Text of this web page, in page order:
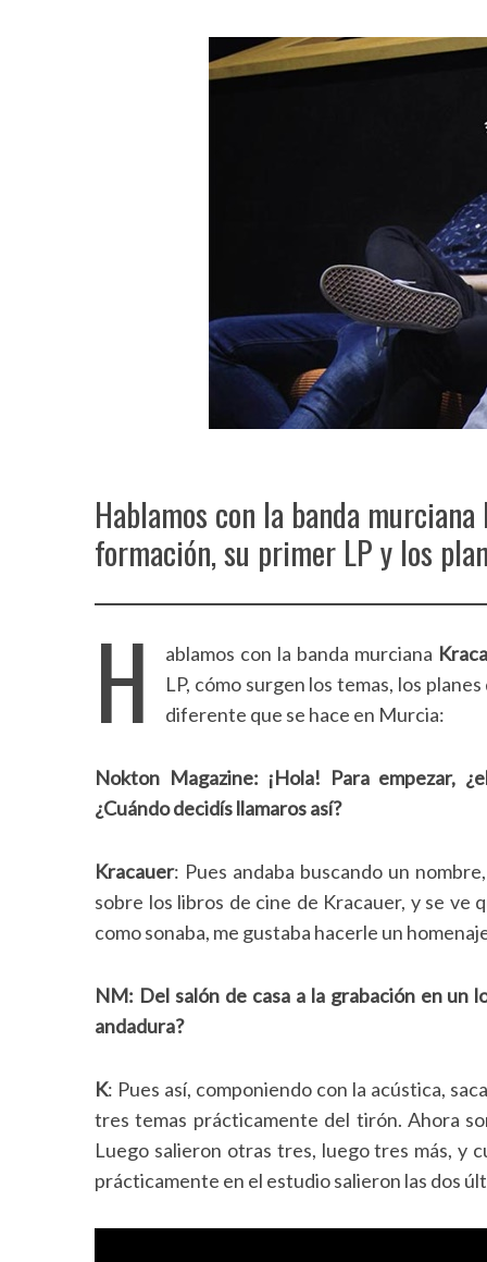
Hablamos con la banda
formación, su primer LP y los
H ablamos con la banda murciana
LP, cómo surgen los temas, los
diferente que se hace en Murcia:
Nokton Magazine: ¡Hola! Para empezar,
¿Cuándo decidís llamaros así?
Kracauer: Pues andaba buscando un
sobre los libros de cine de Kracauer, y se ve
como sonaba, me gustaba hacerle un
NM: Del salón de casa a la grabación en un
andadura?
K: Pues así, componiendo con la acústica,
tres temas prácticamente del tirón. Ahora
Luego salieron otras tres, luego tres más, y
prácticamente en el estudio salieron las dos